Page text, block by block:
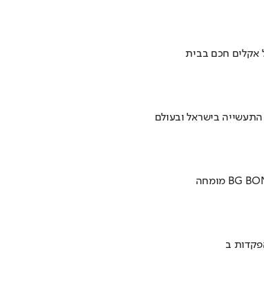
אקלים חכם בבית
בישראל ובעולם